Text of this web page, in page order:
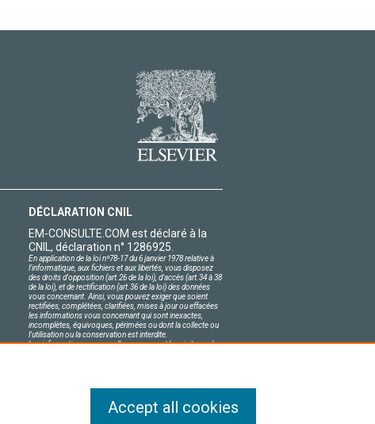
DÉCLARATION CNIL
EM-CONSULTE.COM est déclaré à la
CNIL, déclaration n° 1286925.
En application de la loi nº78-17 du 6 janvier 1978 relative à
l'informatique, aux fichiers et aux libertés, vous disposez
des droits d'opposition (art.26 de la loi), d'accès (art.34 à 38
de la loi), et de rectification (art.36 de la loi) des données
vous concernant. Ainsi, vous pouvez exiger que soient
rectifiées, complétées, clarifiées, mises à jour ou effacées
les informations vous concernant qui sont inexactes,
incomplètes, équivoques, périmées ou dont la collecte ou
l'utilisation ou la conservation est interdite.
Les informations personnelles concernant les visiteurs de
Accept all cookies